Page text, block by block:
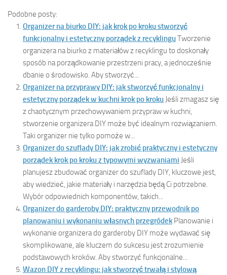
Podobne posty:
Organizer na biurko DIY: jak krok po kroku stworzyć
funkcjonalny i estetyczny porządek z recyklinguTworzenie
organizera na biurko z materiałów z recyklingu to doskonały
sposób na porządkowanie przestrzeni pracy, a jednocześnie
dbanie o środowisko. Aby stworzyć...
Organizer na przyprawy DIY: jak stworzyć funkcjonalny i
estetyczny porządek w kuchni krok po kroku Jeśli zmagasz się
z chaotycznym przechowywaniem przypraw w kuchni,
stworzenie organizera DIY może być idealnym rozwiązaniem.
Taki organizer nie tylko pomoże w...
Organizer do szuflady DIY: jak zrobić praktyczny i estetyczny
porządek krok po kroku z typowymi wyzwaniami Jeśli
planujesz zbudować organizer do szuflady DIY, kluczowe jest,
aby wiedzieć, jakie materiały i narzędzia będą Ci potrzebne.
Wybór odpowiednich komponentów, takich...
Organizer do garderoby DIY: praktyczny przewodnik po
planowaniu i wykonaniu własnych przegródek Planowanie i
wykonanie organizera do garderoby DIY może wydawać się
skomplikowane, ale kluczem do sukcesu jest zrozumienie
podstawowych kroków. Aby stworzyć funkcjonalne...
Wazon DIY z recyklingu: jak stworzyć trwałą i stylową